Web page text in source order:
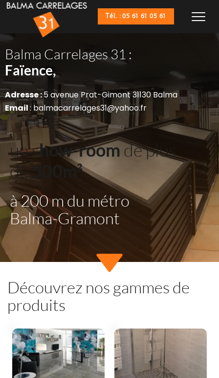
Tél. : 05 61 61 05 61
Balma Carrelages 31 :
Faïence,
Sanitaires,
Adresse : 5 avenue Prat-Gimont 31130 Balma
Email : balmacarrelages31@yahoo.fr
un show-room de plus
de 500m²
à 200 m du métro
Balma-Gramont
Découvrez nos gammes de
produits